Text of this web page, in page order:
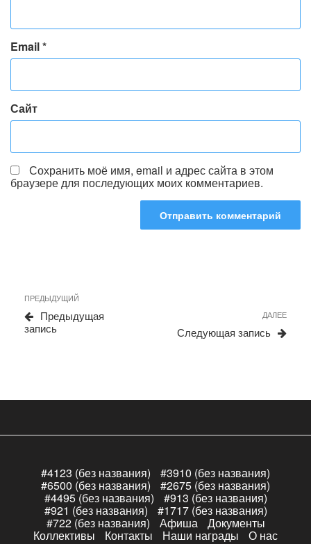
Email*
Сайт
Сохранить моё имя, email и адрес сайта в этом
браузере для последующих моих комментариев.
записям
Предыдущая
запись
ПРЕДЫДУЩИЙ
Предыдущая
запись
ДАЛЕЕ
Следующая запись
#4123 (без названия) #3910 (без названия)
#6500 (без названия) #2675 (без названия)
#4495 (без названия) #913 (без названия)
#921 (без названия) #1717 (без названия)
#722 (без названия) Афиша Документы
Коллективы Контакты Наши награды О нас